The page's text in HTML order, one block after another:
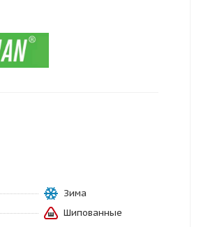
Зима
Шипованные